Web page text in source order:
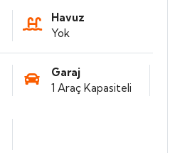
Havuz
Yok
Garaj
1 Araç Kapasiteli